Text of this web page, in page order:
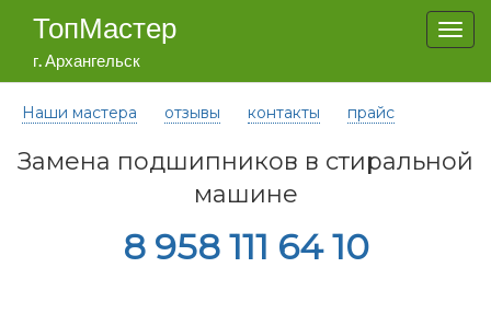
ТопМастер
г. Архангельск
Наши мастера отзывы контакты прайс
Замена подшипников в стиральной
машине
8 958 111 64 10